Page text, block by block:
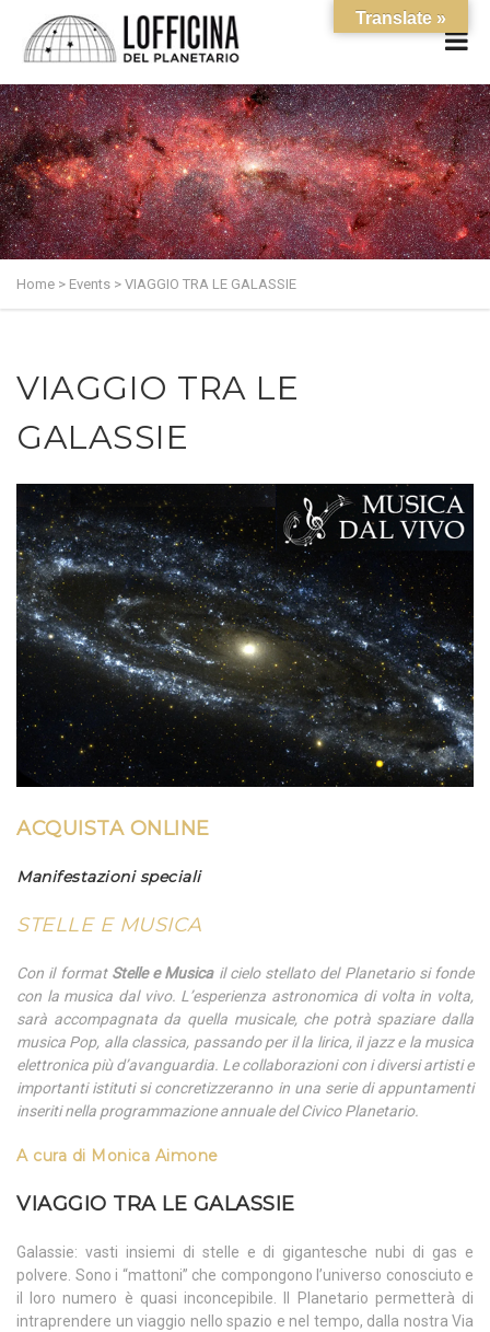
Home > Events > VIAGGIO TRA LE GALASSIE
VIAGGIO TRA LE
GALASSIE
ACQUISTA ONLINE
Manifestazioni speciali
STELLE E MUSICA
Con il format Stelle e Musicail cielo stellato del Planetario si fonde
con la musica dal vivo. L’esperienza astronomica di volta in volta,
sarà accompagnata da quella musicale, che potrà spaziare dalla
musica Pop, alla classica, passando per il la lirica, il jazz e la musica
elettronica più d’avanguardia. Le collaborazioni con i diversi artisti e
importanti istituti si concretizzeranno in una serie di appuntamenti
inseriti nella programmazione annuale del Civico Planetario.
A cura di Monica Aimone
VIAGGIO TRA LE GALASSIE
Galassie: vasti insiemi di stelle e di gigantesche nubi di gas e
polvere. Sono i “mattoni” che compongono l’universo conosciuto e
il loro numero è quasi inconcepibile. Il Planetario permetterà di
intraprendere un viaggio nello spazio e nel tempo, dalla nostra Via
Translate »